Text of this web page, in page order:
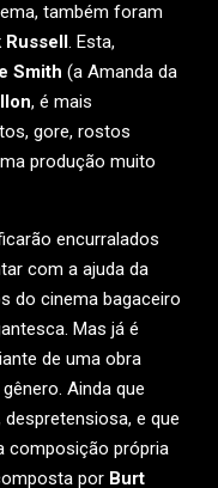
também foram
. Esta,
Smith (a Amanda da
, é mais
gore, rostos
produção muito
encurralados
com a ajuda da
do cinema bagaceiro
Mas já é
de uma obra
Ainda que
e que
composição própria
por Burt